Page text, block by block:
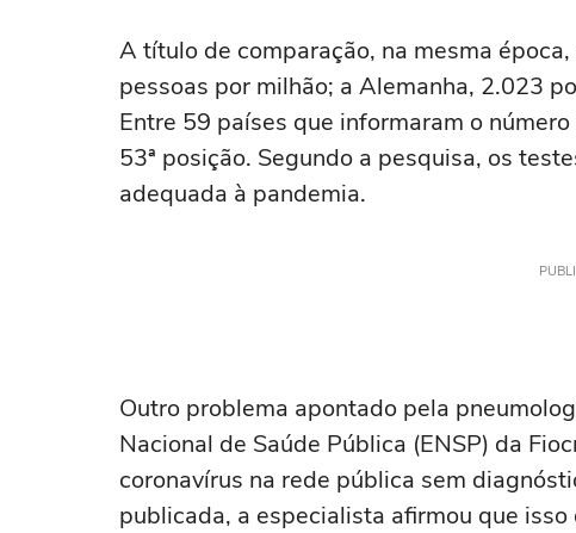
A título de comparação, na mesma
pessoas por milhão; a Alemanha, 2.023
Entre 59 países que informaram o
53ª posição. Segundo a pesquisa, os
adequada à pandemia.
Outro problema apontado pela
Nacional de Saúde Pública (ENSP) da
coronavírus na rede pública sem
publicada, a especialista afirmou que